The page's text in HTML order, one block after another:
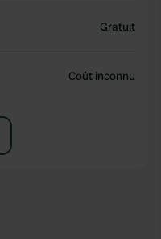
Gratuit
Coût inconnu